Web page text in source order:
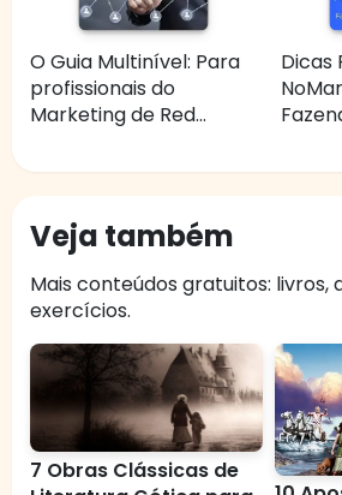
O Guia Multinível: Para
profissionais do
Marketing de Red...
Dicas
Veja também
Mais conteúdos gratuitos: livros,
exercícios.
7 Obras Clássicas de